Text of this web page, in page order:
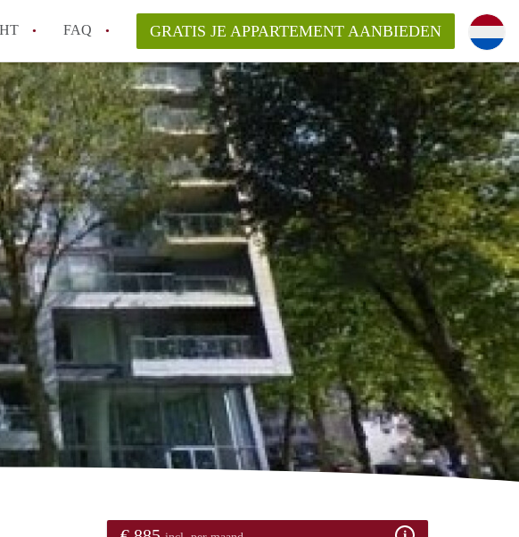
FAQ
te reageren op een Appartement in Rotterdam?
van AppartementenRotterdam?
bemiddelingsvergoeding?
GRATIS JE APPARTEMENT AANBIEDEN